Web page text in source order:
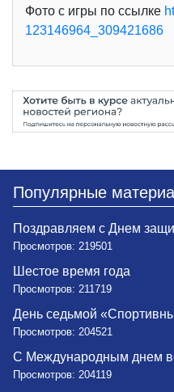
Фото с игры по ссылке
123146964_309421686
Популярные
Поздравляем с Днем
Просмотров: 219501
Шестое время года
Просмотров: 211719
День седьмой
Просмотров: 204521
С Международным днем
Просмотров: 204119